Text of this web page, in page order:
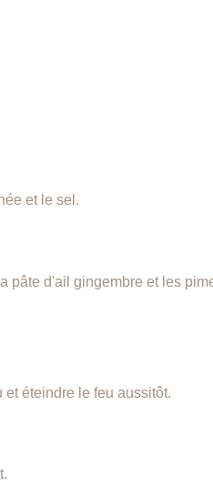
et le sel.
pâte d'ail gingembre et les
éteindre le feu aussitôt.